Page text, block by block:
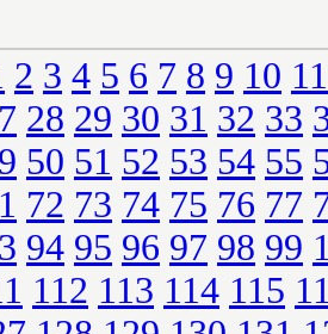
2 3 4 5 6 7 8 9 10 11
28 29 30 31 32 33
50 51 52 53 54 55
72 73 74 75 76 77
94 95 96 97 98 99
112 113 114 115